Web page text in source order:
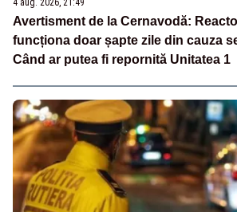
4 aug. 2026, 21:49
Avertisment de la Cernavodă:
funcționa doar șapte zile din cauza
Când ar putea fi repornită Unitatea 1